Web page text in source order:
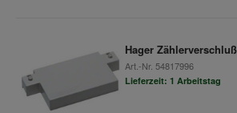
Hager
Art.-Nr. 54817996
Lieferzeit: 1 Arbeitstag